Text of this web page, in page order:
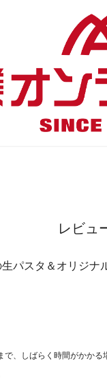
レビュ
生パスタ＆オリジナ
、しばらく時間がかかる